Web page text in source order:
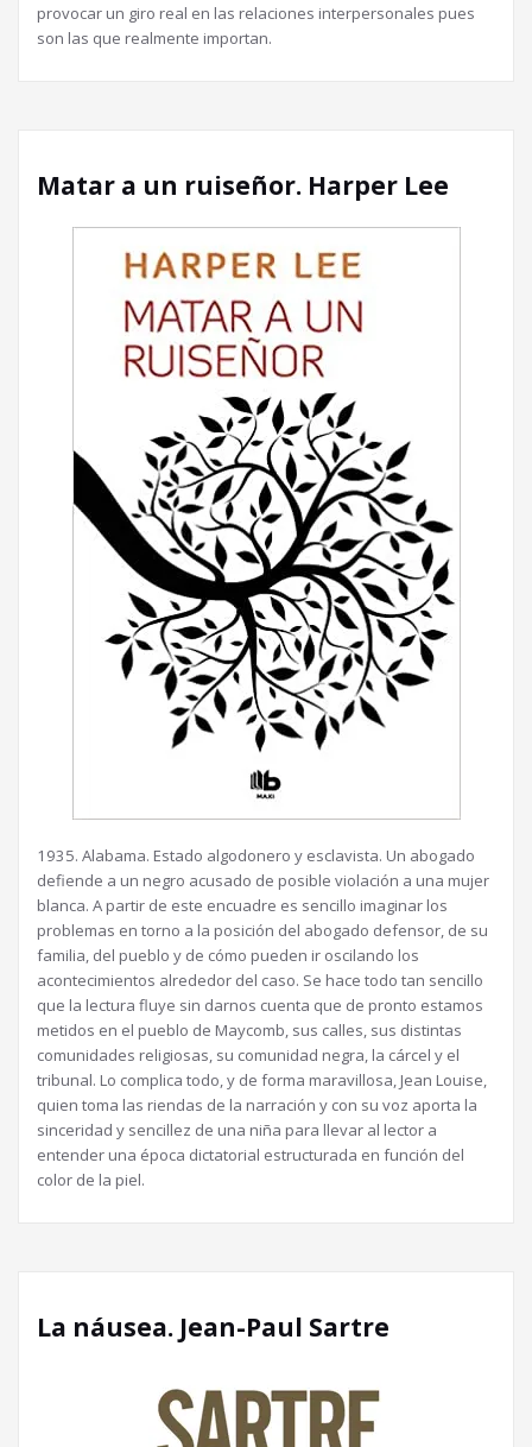
provocar un giro real en las relaciones interpersonales pues
son las que realmente importan.
Matar a un ruiseñor. Harper Lee
1935. Alabama. Estado algodonero y esclavista. Un abogado
defiende a un negro acusado de posible violación a una mujer
blanca. A partir de este encuadre es sencillo imaginar los
problemas en torno a la posición del abogado defensor, de su
familia, del pueblo y de cómo pueden ir oscilando los
acontecimientos alrededor del caso. Se hace todo tan sencillo
que la lectura fluye sin darnos cuenta que de pronto estamos
metidos en el pueblo de Maycomb, sus calles, sus distintas
comunidades religiosas, su comunidad negra, la cárcel y el
tribunal. Lo complica todo, y de forma maravillosa, Jean Louise,
quien toma las riendas de la narración y con su voz aporta la
sinceridad y sencillez de una niña para llevar al lector a
entender una época dictatorial estructurada en función del
color de la piel.
La náusea. Jean-Paul Sartre